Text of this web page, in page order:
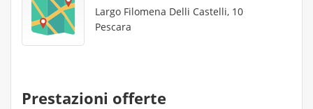
Largo Filomena Delli Castelli, 10
Pescara
Prestazioni offerte